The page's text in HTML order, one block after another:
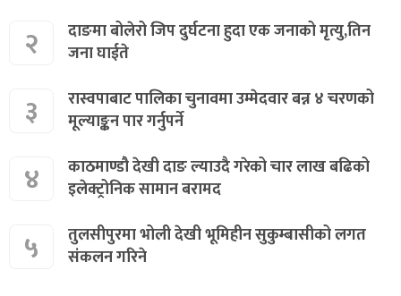
२
दाङमा बोलेरो जिप दुर्घटना हुदा एक जनाको मृत्यु,तिन
जना घाईते
३
रास्वपाबाट पालिका चुनावमा उम्मेदवार बन्न ४ चरणको
मूल्याङ्कन पार गर्नुपर्ने
४
काठमाण्डौ देखी दाङ ल्याउदै गरेको चार लाख बढिको
इलेक्ट्रोनिक सामान बरामद
५
तुलसीपुरमा भोली देखी भूमिहीन सुकुम्बासीको लगत
संकलन गरिने